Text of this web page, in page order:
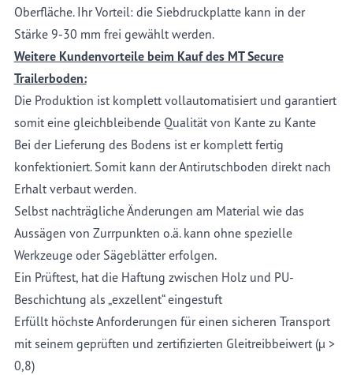
Oberfläche. Ihr Vorteil: die Siebdruckplatte kann in der
Stärke 9-30 mm frei gewählt werden.
Weitere Kundenvorteile beim Kauf des MT Secure
Trailerboden:
Die Produktion ist komplett vollautomatisiert und garantiert
somit eine gleichbleibende Qualität von Kante zu Kante
Bei der Lieferung des Bodens ist er komplett fertig
konfektioniert. Somit kann der Antirutschboden direkt nach
Erhalt verbaut werden.
Selbst nachträgliche Änderungen am Material wie das
Aussägen von Zurrpunkten o.ä. kann ohne spezielle
Werkzeuge oder Sägeblätter erfolgen.
Ein Prüftest, hat die Haftung zwischen Holz und PU-
Beschichtung als „exzellent“ eingestuft
Erfüllt höchste Anforderungen für einen sicheren Transport
mit seinem geprüften und zertifizierten Gleitreibbeiwert (µ >
0,8)